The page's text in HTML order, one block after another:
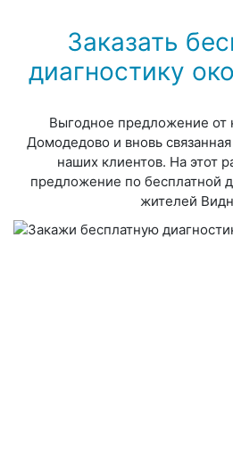
Заказать
диагностику
Выгодное предложение от
Домодедово и вновь
наших клиентов. На этот
предложение по бесплатной
жителей